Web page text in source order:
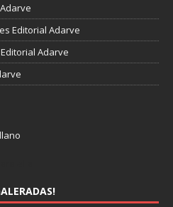
Editorial Adarve
Adarve